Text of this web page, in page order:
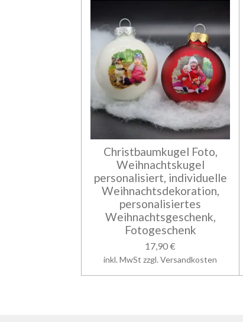
Christbaumkugel Foto,
Weihnachtskugel
personalisiert, individuelle
Weihnachtsdekoration,
personalisiertes
Weihnachtsgeschenk,
Fotogeschenk
17,90 €
inkl. MwSt zzgl. Versandkosten